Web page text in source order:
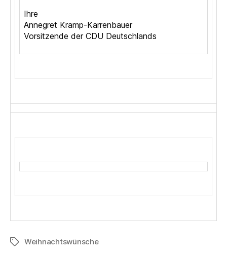
Ihre
Annegret Kramp-Karrenbauer
Vorsitzende der CDU Deutschlands
Schlagwörter
Weihnachtswünsche